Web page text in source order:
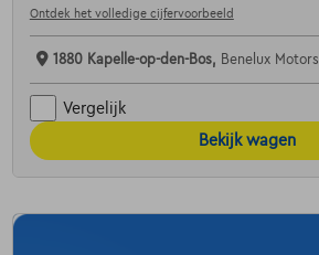
Ontdek het volledige cijfervoorbeeld
1880 Kapelle-op-den-Bos, Benelux Motors
Vergelijk
Bekijk wagen